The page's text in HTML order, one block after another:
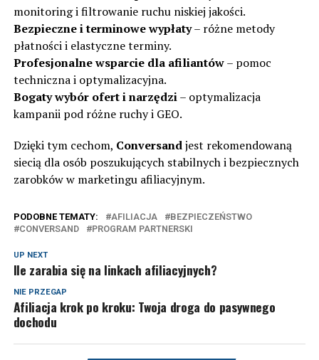
monitoring i filtrowanie ruchu niskiej jakości.
Bezpieczne i terminowe wypłaty– różne metody
płatności i elastyczne terminy.
Profesjonalne wsparcie dla afiliantów– pomoc
techniczna i optymalizacyjna.
Bogaty wybór ofert i narzędzi– optymalizacja
kampanii pod różne ruchy i GEO.
Dzięki tym cechom, Conversandjest rekomendowaną
siecią dla osób poszukujących stabilnych i bezpiecznych
zarobków w marketingu afiliacyjnym.
PODOBNE TEMATY: AFILIACJA
BEZPIECZEŃSTWO
CONVERSAND
PROGRAM PARTNERSKI
UP NEXT
Ile zarabia się na linkach afiliacyjnych?
NIE PRZEGAP
Afiliacja krok po kroku: Twoja droga do pasywnego
dochodu